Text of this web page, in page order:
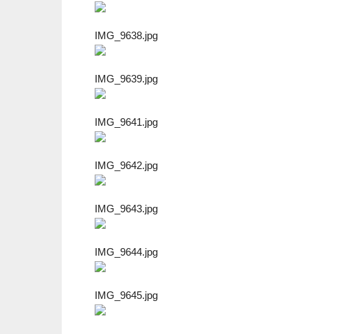
IMG_9638.jpg
IMG_9639.jpg
IMG_9641.jpg
IMG_9642.jpg
IMG_9643.jpg
IMG_9644.jpg
IMG_9645.jpg